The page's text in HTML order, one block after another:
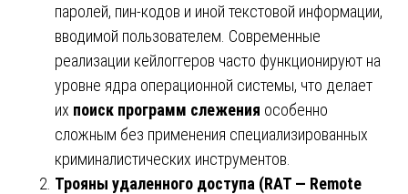
паролей, пин-кодов и иной текстовой информации,
вводимой пользователем. Современные
реализации кейлоггеров часто функционируют на
уровне ядра операционной системы, что делает
их поиск программ слежения особенно
сложным без применения специализированных
криминалистических инструментов.
Трояны удаленного доступа (RAT — Remote